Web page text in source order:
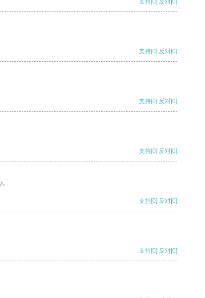
支持[0] 反对[0]
支持[0] 反对[0]
支持[0] 反对[0]
支持[0] 反对[0]
支持[0] 反对[0]
支持[0] 反对[0]